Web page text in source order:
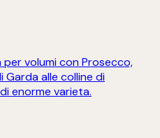
per volumi con Prosecco,
Garda alle colline di
enorme varieta.